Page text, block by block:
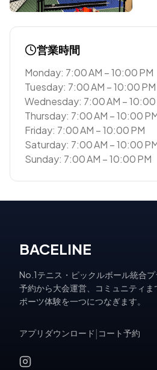
営業時間
Monday: 7:00 AM – 10:00 PM
Tuesday: 7:00 AM – 10:00 PM
Wednesday: 7:00 AM – 10:00
Thursday: 7:00 AM – 10:00
Friday: 7:00 AM – 10:00 PM
Saturday: 7:00 AM – 10:00
Sunday: 7:00 AM – 10:00 PM
BACELINE
No.1テニス・ピックルボール統合
予約から大会運営、コミュニティ
ポーツ体験を一つにつなぎます。
アプリダウンロード コート予約